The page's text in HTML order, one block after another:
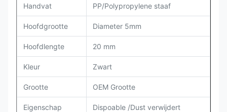
Handvat PP/Polypropylene staaf
Hoofdgrootte Diameter 5mm
Hoofdlengte 20 mm
Kleur Zwart
Grootte OEM Grootte
Eigenschap Dispoable /Dust verwijdert